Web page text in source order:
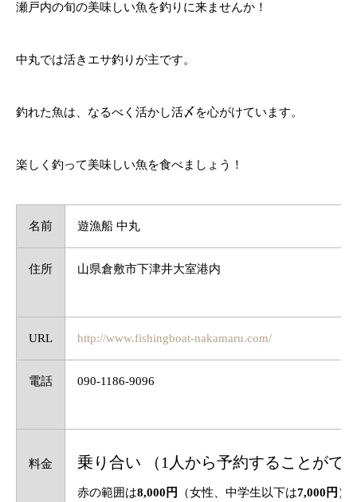
瀬戸内の旬の美味しい魚を釣りに来ませんか！
中丸では活きエサ釣りが主です。
釣れた魚は、なるべく活かし活〆を心がけています。
楽しく釣って美味しい魚を食べましょう！
名前 遊漁船 中丸
住所 山県倉敷市下津井大室港内
URL http://www.fishingboat-nakamaru.com/
電話 090-1186-9096
料金 乗り合い （1人から予約することがで
赤の範囲は8,000円 （女性、中学生以下は7,000円 ）